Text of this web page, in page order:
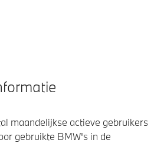
maandelijkse actieve gebruikers
gebruikte BMW's in de